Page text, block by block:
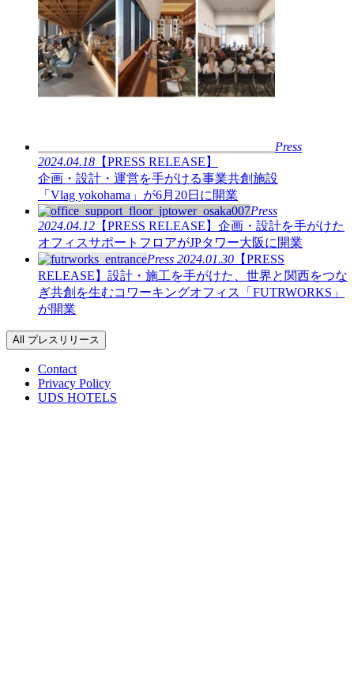
Press
2024.04.18 【PRESS RELEASE】
企画・設計・運営を手がける事業共創施設
「Vlag yokohama」が6月20日に開業
Press
2024.04.12 【PRESS RELEASE】企画・設計を手がけた
オフィスサポートフロアがJPタワー大阪に開業
Press 2024.01.30 【PRESS
RELEASE】設計・施工を手がけた、世界と関西をつな
ぎ共創を生むコワーキングオフィス「FUTRWORKS」
が開業
All プレスリリース
Contact
Privacy Policy
UDS HOTELS